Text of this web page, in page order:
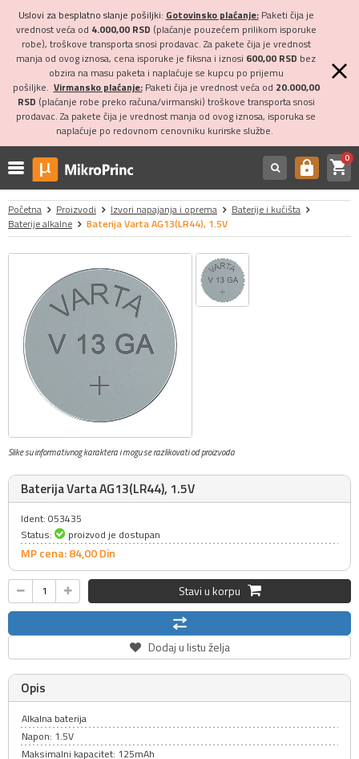
Uslovi za besplatno slanje pošiljki: Gotovinsko plaćanje:Paketi čija je
vrednost veća od 4.000,00 RSD (plaćanje pouzećem prilikom isporuke
robe), troškove transporta snosi prodavac. Za pakete čija je vrednost
manja od ovog iznosa, cena isporuke je fiksna i iznosi 600,00 RSD bez
obzira na masu paketa i naplaćuje se kupcu po prijemu
pošiljke. Virmansko plaćanje:Paketi čija je vrednost veća od 20.000,00
RSD (plaćanje robe preko računa/virmanski) troškove transporta snosi
prodavac. Za pakete čija je vrednost manja od ovog iznosa, isporuka se
naplaćuje po redovnom cenovniku kurirske službe.
https shopping_cart0
Početna Proizvodi Izvori napajanja i oprema
Baterije i kućišta
Baterije alkalne
Baterija Varta AG13(LR44), 1.5V
Slike su informativnog karaktera i mogu se razlikovati od proizvoda
Baterija Varta AG13(LR44), 1.5V
Ident: 053435
Status:
proizvod je dostupan
MP cena: 84,00Din
Stavi u korpu
Dodaj u listu želja
Opis
Alkalna baterija
Napon: 1.5V
Maksimalni kapacitet: 125mAh